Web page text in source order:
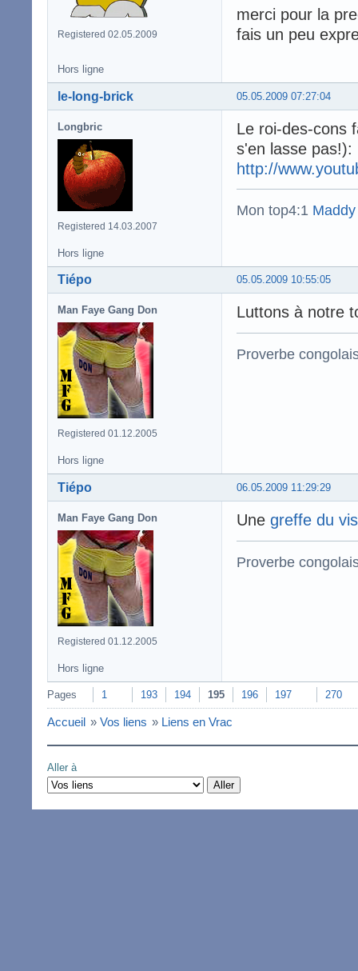
Registered 02.05.2009
merci pour la
fais un peu
Hors ligne
05.05.2009 07:27:04
le-long-brick
Longbric
Registered 14.03.2007
Le roi-des-cons
s'en lasse pas!):
http://
Mon top4:1
Hors ligne
05.05.2009 10:55:05
Tiépo
Man Faye Gang Don
Registered 01.12.2005
Luttons à notre
Proverbe
Hors ligne
06.05.2009 11:29:29
Tiépo
Man Faye Gang Don
Registered 01.12.2005
Une greffe du
Proverbe
Hors ligne
Pages 1 193 194 195 196 197 270
Accueil » Vos liens » Liens en Vrac
Aller à